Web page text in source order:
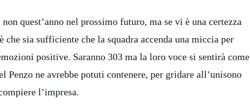
quest’anno nel prossimo futuro, ma se vi è una certezza
sia sufficiente che la squadra accenda una miccia per
positive. Saranno 303 ma la loro voce si sentirà come
ne avrebbe potuti contenere, per gridare all’unisono
l’impresa.